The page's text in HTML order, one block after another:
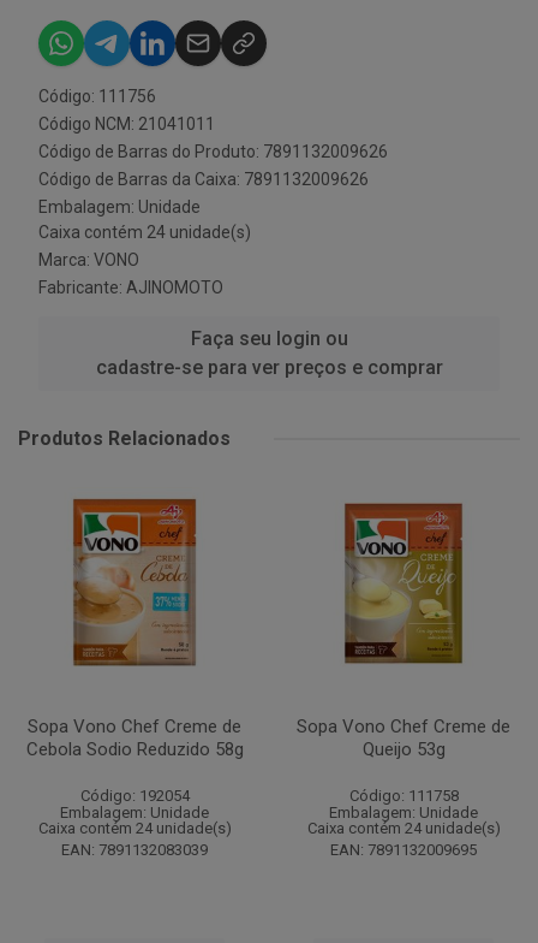
Código: 111756
Código NCM: 21041011
Código de Barras do Produto: 7891132009626
Código de Barras da Caixa: 7891132009626
Embalagem: Unidade
Caixa contém 24 unidade(s)
Marca: VONO
Fabricante: AJINOMOTO
Faça seu login ou
cadastre-se para ver preços e comprar
Produtos Relacionados
Sopa Vono Chef Creme de
Cebola Sodio Reduzido 58g
Código: 192054
Embalagem: Unidade
Caixa contém 24 unidade(s)
EAN: 7891132083039
Sopa Vono Chef Creme de
Queijo 53g
Código: 111758
Embalagem: Unidade
Caixa contém 24 unidade(s)
EAN: 7891132009695